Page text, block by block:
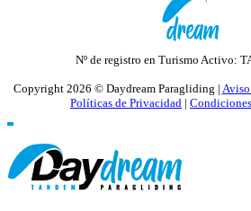
Nº de registro en Turismo Activo:
Copyright 2026 © Daydream Paragliding |
Políticas de Privacidad |